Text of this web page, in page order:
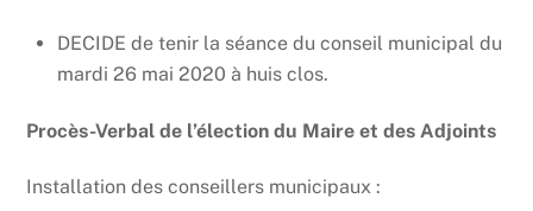
DECIDE de tenir la séance du conseil municipal du
mardi 26 mai 2020 à huis clos.
Procès-Verbal de l’élection du Maire et des Adjoints
Installation des conseillers municipaux :